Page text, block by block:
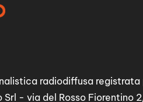
radiodiffusa registrata
- via del Rosso Fiorentino